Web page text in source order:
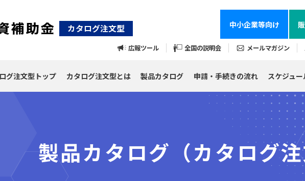
カタログ注文型 中小企業等向け
グ注文型トップ カタログ注文型とは 製品カタログ 申請・手続きの流れ スケジュー
広報ツール 全国の説明会 メールマガジン
製品カタログ （カタログ